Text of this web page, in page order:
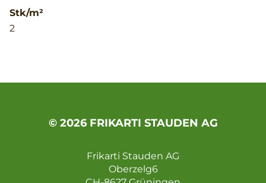
Stk/m²
2
© 2026 FRIKARTI STAUDEN AG
Frikarti Stauden AG
Oberzelg6